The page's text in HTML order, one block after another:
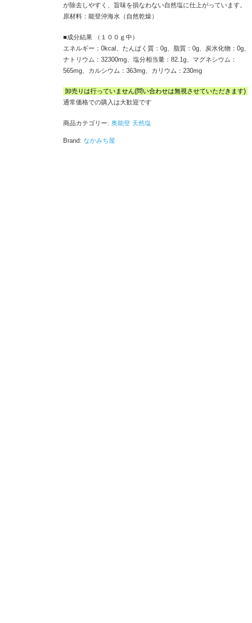
が除去しやすく、旨味を損なわない自然塩に仕上がっています。
原材料：能登沖海水（自然乾燥）
■成分結果 （１００ｇ中）
エネルギー：0kcal、たんぱく質：0g、脂質：0g、炭水化物：0g、
ナトリウム：32300mg、塩分相当量：82.1g、マグネシウム：
565mg、カルシウム：363mg、カリウム：230mg
卸売りは行っていません(問い合わせは無視させていただきます)
通常価格での購入は大歓迎です
商品カテゴリー: 奥能登 天然塩
Brand: なかみち屋